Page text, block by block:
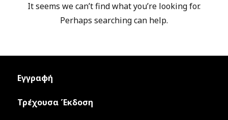
It seems we can’t find what you’re looking for.
Perhaps searching can help.
Εγγραφή
Τρέχουσα Έκδοση